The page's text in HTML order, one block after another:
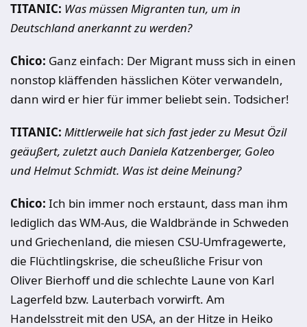
TITANIC: Was müssen Migranten tun, um in
Deutschland anerkannt zu werden?
Chico: Ganz einfach: Der Migrant muss sich in einen
nonstop kläffenden hässlichen Köter verwandeln,
dann wird er hier für immer beliebt sein. Todsicher!
TITANIC: Mittlerweile hat sich fast jeder zu Mesut Özil
geäußert, zuletzt auch Daniela Katzenberger, Goleo
und Helmut Schmidt. Was ist deine Meinung?
Chico: Ich bin immer noch erstaunt, dass man ihm
lediglich das WM-Aus, die Waldbrände in Schweden
und Griechenland, die miesen CSU-Umfragewerte,
die Flüchtlingskrise, die scheußliche Frisur von
Oliver Bierhoff und die schlechte Laune von Karl
Lagerfeld bzw. Lauterbach vorwirft. Am
Handelsstreit mit den USA, an der Hitze in Heiko